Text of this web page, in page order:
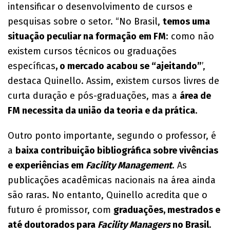
intensificar o desenvolvimento de cursos e
pesquisas sobre o setor. “No Brasil, temos uma
situação peculiar na formação em FM: como não
existem cursos técnicos ou graduações
específicas, o mercado acabou se “ajeitando”’,
destaca Quinello. Assim, existem cursos livres de
curta duração e pós-graduações, mas a área de
FM necessita da união da teoria e da prática.
Outro ponto importante, segundo o professor, é
a baixa contribuição bibliográfica sobre vivências
e experiências em Facility Management. As
publicações acadêmicas nacionais na área ainda
são raras. No entanto, Quinello acredita que o
futuro é promissor, com graduações, mestrados e
até doutorados para Facility Managersno Brasil.